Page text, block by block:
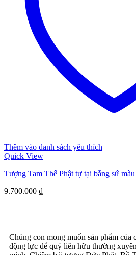
Thêm vào danh sách yêu thích
Quick View
Tượng Tam Thế Phật tự tại bằng sứ
9.700.000 ₫
Chúng con mong muốn sản phẩm của
động lực để quý liên hữu thường